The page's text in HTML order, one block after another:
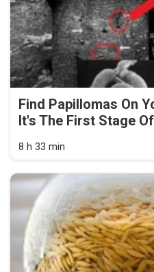
Find Papillomas On
It's The First Stage
8 h 33 min